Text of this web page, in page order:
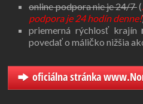
online podpora nie je 24/7(
podpora je 24 hodín denne!
priemerná rýchlosť krajín
povedať o máličko nižšia
oficiálna stránka